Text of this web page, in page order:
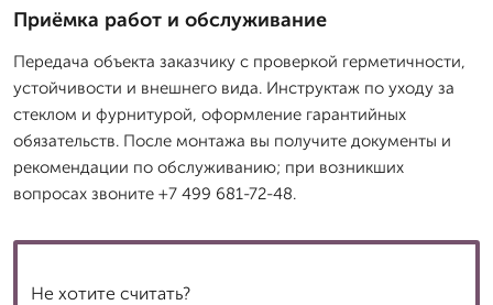
Приёмка работ и обслуживание
Передача объекта заказчику с проверкой герметичности,
устойчивости и внешнего вида. Инструктаж по уходу за
стеклом и фурнитурой, оформление гарантийных
обязательств. После монтажа вы получите документы и
рекомендации по обслуживанию; при возникших
вопросах звоните +7 499 681-72-48.
Не хотите считать?